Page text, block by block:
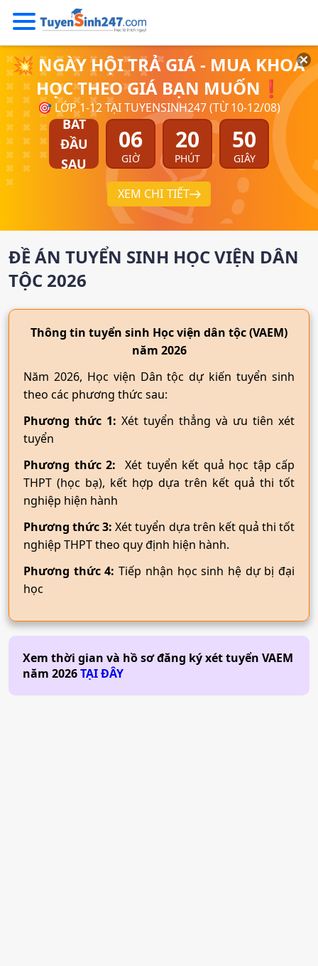
💥 NGÀY HỘI TRẢ GIÁ - MUA KHOÁ
HỌC THEO GIÁ BẠN MUỐN❗
🎯 LỚP 1-12 TẠI TUYENSINH247 (TỪ 10-12/08)
BẮT
ĐẦU
SAU
06
GIỜ
20
PHÚT
49
GIÂY
XEM CHI TIẾT
ĐỀ ÁN TUYỂN SINH HỌC VIỆN DÂN
TỘC 2026
Thông tin tuyển sinh Học viện dân tộc (VAEM)
năm 2026
Năm 2026, Học viện Dân tộc dự kiến tuyển sinh
theo các phương thức sau:
Phương thức 1: Xét tuyển thẳng và ưu tiên xét
tuyển
Phương thức 2: Xét tuyển kết quả học tập cấp
THPT (học bạ), kết hợp dựa trên kết quả thi tốt
nghiệp hiện hành
Phương thức 3: Xét tuyển dựa trên kết quả thi tốt
nghiệp THPT theo quy định hiện hành.
Phương thức 4:Tiếp nhận học sinh hệ dự bị đại
học
Xem thời gian và hồ sơ đăng ký xét tuyển VAEM
năm 2026TẠI ĐÂY